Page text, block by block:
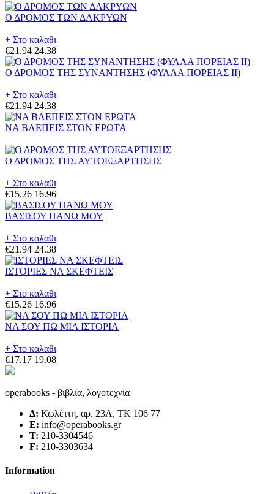
Ο ΔΡΟΜΟΣ ΤΩΝ ΔΑΚΡΥΩΝ
+ Στο καλαθι
€21.94 24.38
Ο ΔΡΟΜΟΣ ΤΗΣ ΣΥΝΑΝΤΗΣΗΣ (ΦΥΛΛΑ ΠΟΡΕΙΑΣ II)
+ Στο καλαθι
€21.94 24.38
ΝΑ ΒΛΕΠΕΙΣ ΣΤΟΝ ΕΡΩΤΑ
Ο ΔΡΟΜΟΣ ΤΗΣ ΑΥΤΟΕΞΑΡΤΗΣΗΣ
+ Στο καλαθι
€15.26 16.96
ΒΑΣΙΣΟΥ ΠΑΝΩ ΜΟΥ
+ Στο καλαθι
€21.94 24.38
ΙΣΤΟΡΙΕΣ ΝΑ ΣΚΕΦΤΕΙΣ
+ Στο καλαθι
€15.26 16.96
ΝΑ ΣΟΥ ΠΩ ΜΙΑ ΙΣΤΟΡΙΑ
+ Στο καλαθι
€17.17 19.08
operabooks - βιβλία, λογοτεχνία
Δ: Κωλέττη, αρ. 23Α, ΤΚ 106 77
E: info@operabooks.gr
Τ: 210-3304546
F: 210-3303634
Information